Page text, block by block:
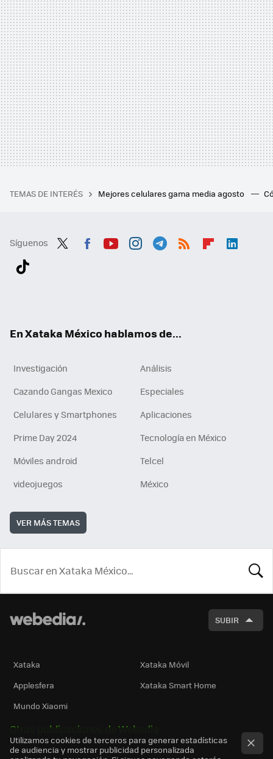
TEMAS DE INTERÉS Mejores celulares gama media agosto
Síguenos
En Xataka México hablamos de...
Investigación
Análisis
Cazando Gangas Mexico
Especiales
Celulares y Smartphones
Aplicaciones
Prime Day 2024
Tecnología en México
Móviles android
Telcel
videojuegos
México
VER MÁS TEMAS
SUBIR
Xataka
Xataka Móvil
Applesfera
Xataka Smart Home
Mundo Xiaomi
Otras publicaciones de Webedia
Utilizamos cookies de terceros para generar estadísticas
de audiencia y mostrar publicidad personalizada